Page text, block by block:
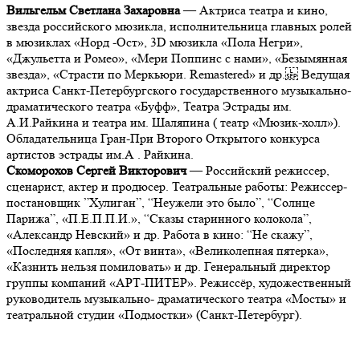
Вильгельм Светлана Захаровна— Актриса театра и кино,
звезда российского мюзикла, исполнительница главных ролей
в мюзиклах «Норд -Ост», 3D мюзикла «Пола Негри»,
«Джульетта и Ромео», «Мери Поппинс с нами», «Безымянная
звезда», «Страсти по Меркьюри. Remastered» и др. Ведущая
актриса Санкт-Петербургского государственного музыкально-
драматического театра «Буфф», Театра Эстрады им.
А.И.Райкина и театра им. Шаляпина ( театр «Мюзик-холл»).
Обладательница Гран-При Второго Открытого конкурса
артистов эстрады им.А . Райкина.
Скоморохов Сергей Викторович — Российский режиссер,
сценарист, актер и продюсер. Театральные работы: Режиссер-
постановщик ”Хулиган”, “Неужели это было”, “Солнце
Парижа”, «П.Е.П.П.И.», “Сказы старинного колокола”,
«Александр Невский» и др. Работа в кино: “Не скажу”,
«Последняя капля», «От винта», «Великолепная пятерка»,
«Казнить нельзя помиловать» и др. Генеральный директор
группы компаний «АРТ-ПИТЕР». Режиссёр, художественный
руководитель музыкально- драматического театра «Мосты» и
театральной студии «Подмостки» (Санкт-Петербург).